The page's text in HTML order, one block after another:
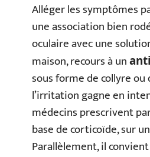
Alléger les symptômes
une association bien
oculaire avec une
maison, recours à un
sous forme de collyre ou
l’irritation gagne en
médecins prescrivent
base de corticoïde, sur
Parallèlement, il